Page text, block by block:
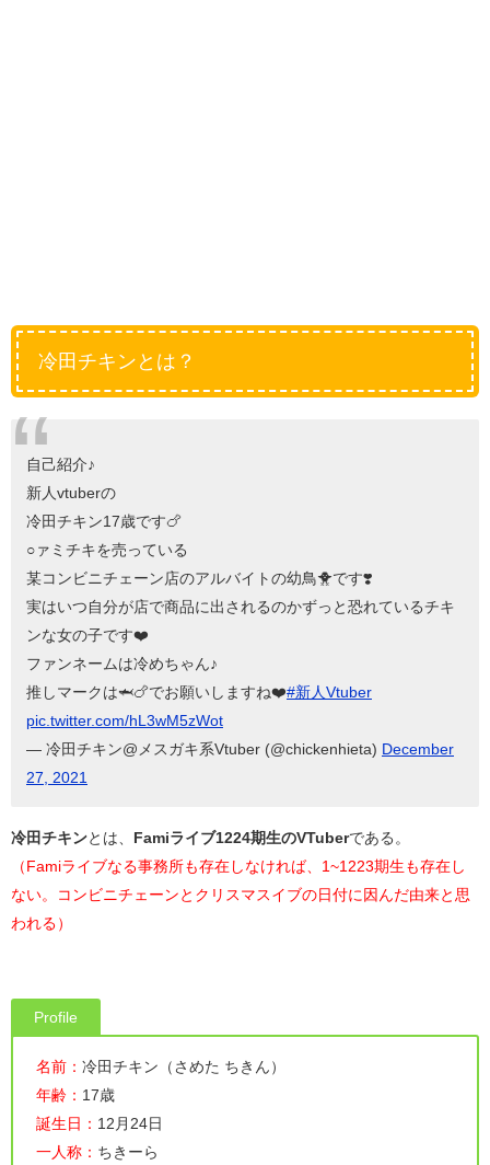
冷田チキンとは？
自己紹介♪
新人vtuberの
冷田チキン17歳です🍗
○ァミチキを売っている
某コンビニチェーン店のアルバイトの幼鳥🐥です❣️
実はいつ自分が店で商品に出されるのかずっと恐れているチキ
ンな女の子です❤️
ファンネームは冷めちゃん♪
推しマークは🦈🍗でお願いしますね❤️#新人Vtuber
pic.twitter.com/hL3wM5zWot
— 冷田チキン@メスガキ系Vtuber (@chickenhieta) December
27, 2021
冷田チキンとは、 Famiライブ1224期生のVTuberである。
（Famiライブなる事務所も存在しなければ、1~1223期生も存在し
ない。コンビニチェーンとクリスマスイブの日付に因んだ由来と思
われる）
Profile
名前： 冷田チキン（さめた ちきん）
年齢： 17歳
誕生日： 12月24日
一人称： ちきーら